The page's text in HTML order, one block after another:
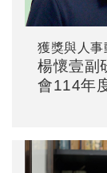
獲獎與人事
楊懷壹副
會114年